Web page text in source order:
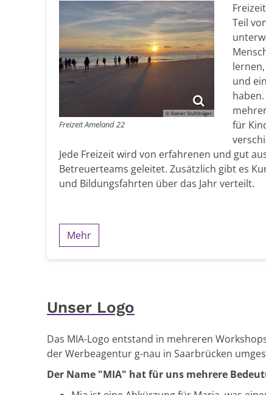
© Rainer Stuhlträger
Freizeit Ameland 22
Teil
und
für
Jede Freizeit wird von erfahrenen und gut
Betreuerteams geleitet. Zusätzlich gibt es
und Bildungsfahrten über das Jahr verteilt.
Mehr
Unser Logo
Das MIA-Logo entstand in mehreren
der Werbeagentur g-nau in Saarbrücken
Der Name "MIA" hat für uns mehrere